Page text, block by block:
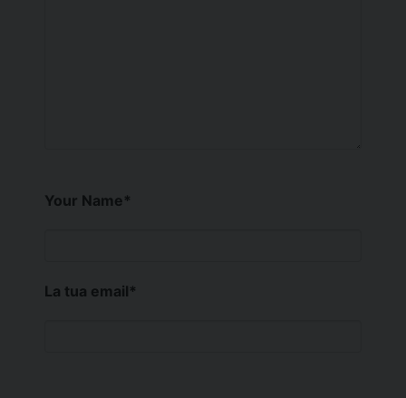
Your Name*
La tua email*